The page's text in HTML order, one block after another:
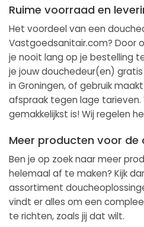
Ruime voorraad en
Het voordeel van een
Vastgoedsanitair.com? Door
je nooit lang op je bestelling
je jouw douchedeur(en)
in Groningen, of gebruik
afspraak tegen lage
gemakkelijkst is! Wij regelen
Meer producten voor de
Ben je op zoek naar meer
helemaal af te maken? Kijk
assortiment
vindt er alles om een
te richten, zoals jij dat wilt.